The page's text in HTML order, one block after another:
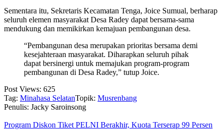
Sementara itu, Sekretaris Kecamatan Tenga, Joice Sumual, berharap
seluruh elemen masyarakat Desa Radey dapat bersama-sama
mendukung dan memikirkan kemajuan pembangunan desa.
“Pembangunan desa merupakan prioritas bersama demi
kesejahteraan masyarakat. Diharapkan seluruh pihak
dapat bersinergi untuk memajukan program-program
pembangunan di Desa Radey,” tutup Joice.
Post Views: 625
Tag: Minahasa SelatanTopik: Musrenbang
Penulis: Jacky Saroinsong
Program Diskon Tiket PELNI Berakhir, Kuota Terserap 99 Persen